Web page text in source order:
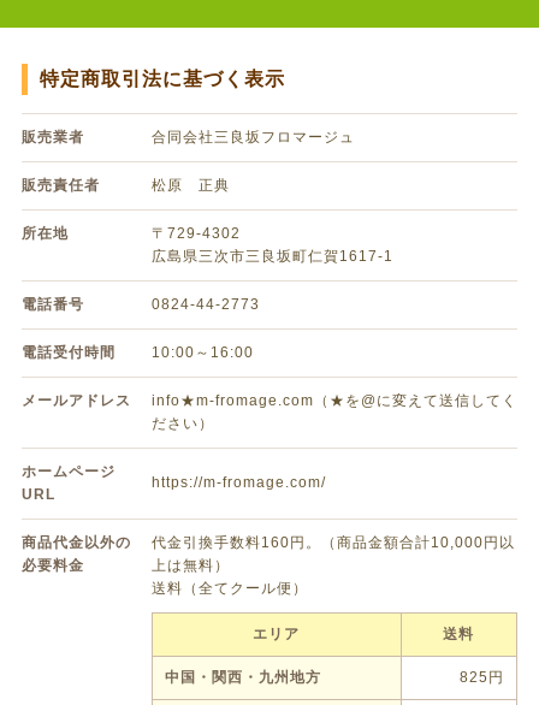
特定商取引法に基づく表示
販売業者 合同会社三良坂フロマージュ
販売責任者 松原 正典
所在地
〒729-4302
広島県三次市三良坂町仁賀1617-1
電話番号 0824-44-2773
電話受付時間 10:00～16:00
メールアドレス
info★m-fromage.com（★を@に変えて送信してく
ださい）
ホームページ
URL
https://m-fromage.com/
商品代金以外の
必要料金
代金引換手数料160円。（商品金額合計10,000円以
上は無料）
送料（全てクール便）
エリア 送料
中国・関西・九州地方 825円